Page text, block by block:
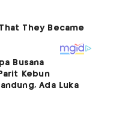
Busana
Kebun
Ada Luka